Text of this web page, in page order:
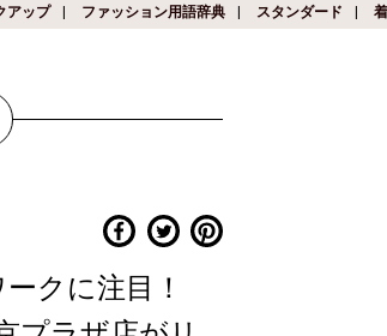
アップ ファッション用語辞典 スタンダード
クに注目！